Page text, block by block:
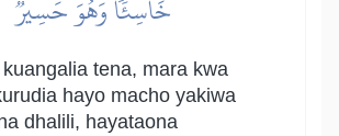
خَاسِئٗا وَهُوَ حَسِيرٞ
tena, mara kwa
hayo macho yakiwa
dhalili, hayataona